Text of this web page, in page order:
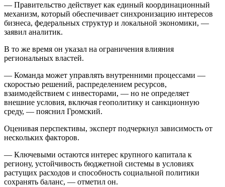
— Правительство действует как единый координационный
механизм, который обеспечивает синхронизацию интересов
бизнеса, федеральных структур и локальной экономики, —
заявил аналитик.
В то же время он указал на ограничения влияния
региональных властей.
— Команда может управлять внутренними процессами —
скоростью решений, распределением ресурсов,
взаимодействием с инвесторами, — но не определяет
внешние условия, включая геополитику и санкционную
среду, — пояснил Громский.
Оценивая перспективы, эксперт подчеркнул зависимость от
нескольких факторов.
— Ключевыми остаются интерес крупного капитала к
региону, устойчивость бюджетной системы в условиях
растущих расходов и способность социальной политики
сохранять баланс, — отметил он.